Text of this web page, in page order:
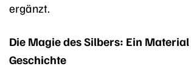
ergänzt.
Die Magie des Silbers: Ein
Geschichte